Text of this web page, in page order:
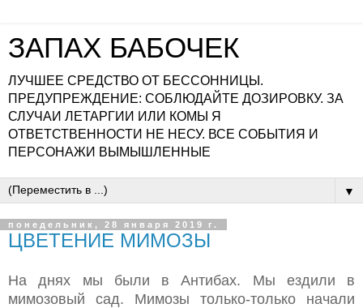
ЗАПАХ БАБОЧЕК
ЛУЧШЕЕ СРЕДСТВО ОТ БЕССОННИЦЫ.
ПРЕДУПРЕЖДЕНИЕ: СОБЛЮДАЙТЕ ДОЗИРОВКУ. ЗА
СЛУЧАИ ЛЕТАРГИИ ИЛИ КОМЫ Я
ОТВЕТСТВЕННОСТИ НЕ НЕСУ. ВСЕ СОБЫТИЯ И
ПЕРСОНАЖИ ВЫМЫШЛЕННЫЕ
▼
понедельник, 28 января 2019 г.
ЦВЕТЕНИЕ МИМОЗЫ
На днях мы были в Антибах. Мы ездили в
мимозовый сад. Мимозы только-только начали